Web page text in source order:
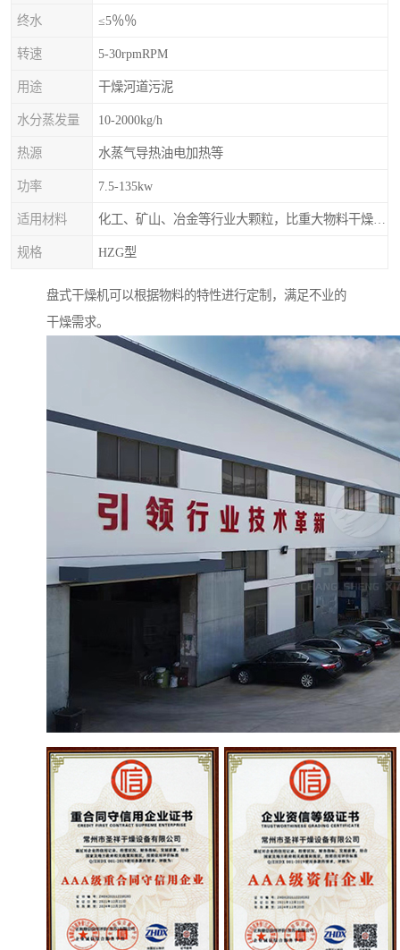
终水 ≤5％％
转速 5-30rpmRPM
用途 干燥河道污泥
水分蒸发量 10-2000kg/h
热源 水蒸气导热油电加热等
功率 7.5-135kw
适用材料
规格 HZG型
盘式干燥机可以根据物料的特性进行定制，满足不业的
干燥需求。